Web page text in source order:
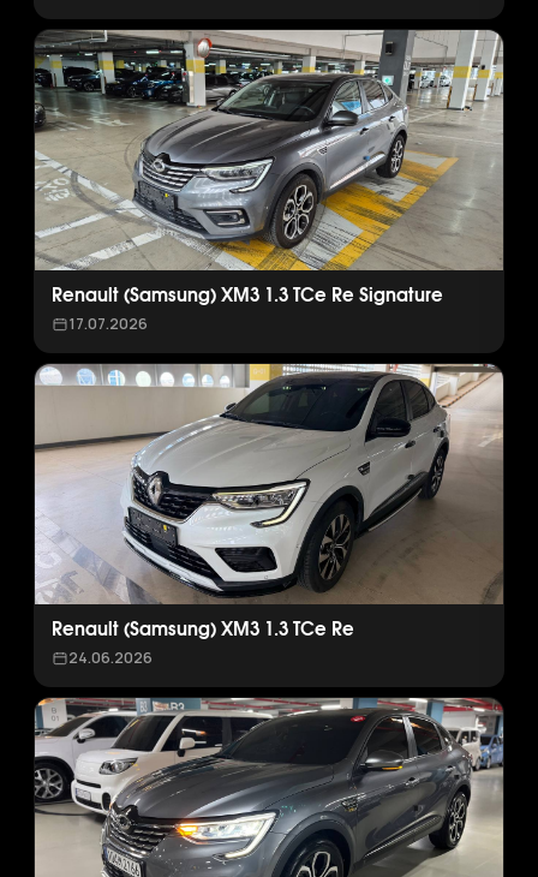
Renault (Samsung) XM3 1.3 TCe Re Signature
17.07.2026
Renault (Samsung) XM3 1.3 TCe Re
24.06.2026